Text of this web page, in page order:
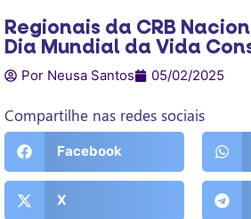
Regionais da CRB
Dia Mundial da Vida
Por Neusa Santos 05/02/2025
Compartilhe nas redes sociais
Facebook
X